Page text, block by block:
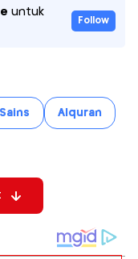
untuk
Follow
Sains Alquran